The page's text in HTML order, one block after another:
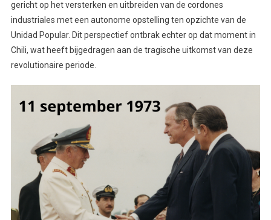
gericht op het versterken en uitbreiden van de cordones
industriales met een autonome opstelling ten opzichte van de
Unidad Popular. Dit perspectief ontbrak echter op dat moment in
Chili, wat heeft bijgedragen aan de tragische uitkomst van deze
revolutionaire periode.